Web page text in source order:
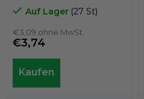
10 K21-090/3 PU ,
Auf Lager (27 St)
€3,09 ohne MwSt.
€3,74